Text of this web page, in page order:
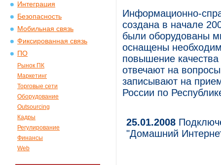
Интеграция
Безопасность
Мобильная связь
Фиксированная связь
ПО
Рынок ПК
Маркетинг
Торговые сети
Оборудование
Outsourcing
Кадры
Регулирование
Финансы
Web
Информационно-
создана в начале
были оборудованы
оснащены
повышение
отвечают на
записывают на
России по
25.01.2008
"Домашний